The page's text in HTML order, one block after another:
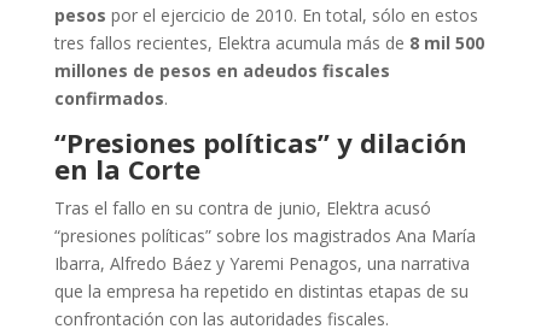
pesos por el ejercicio de 2010. En total, sólo en estos
tres fallos recientes, Elektra acumula más de 8 mil 500
millones de pesos en adeudos fiscales
confirmados.
“Presiones políticas” y dilación
en la Corte
Tras el fallo en su contra de junio, Elektra acusó
“presiones políticas” sobre los magistrados Ana María
Ibarra, Alfredo Báez y Yaremi Penagos, una narrativa
que la empresa ha repetido en distintas etapas de su
confrontación con las autoridades fiscales.